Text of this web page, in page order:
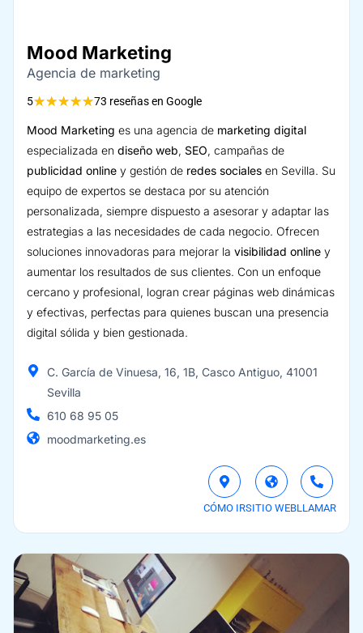
Mood Marketing
Agencia de marketing
5★★★★★73 reseñas en Google
Mood Marketing es una agencia de marketing digital
especializada en diseño web, SEO, campañas de
publicidad online y gestión de redes sociales en Sevilla. Su
equipo de expertos se destaca por su atención
personalizada, siempre dispuesto a asesorar y adaptar las
estrategias a las necesidades de cada negocio. Ofrecen
soluciones innovadoras para mejorar la visibilidad online y
aumentar los resultados de sus clientes. Con un enfoque
cercano y profesional, logran crear páginas web dinámicas
y efectivas, perfectas para quienes buscan una presencia
digital sólida y bien gestionada.
C. García de Vinuesa, 16, 1B, Casco Antiguo, 41001
Sevilla
610 68 95 05
moodmarketing.es
CÓMO IRSITIO WEBLLAMAR